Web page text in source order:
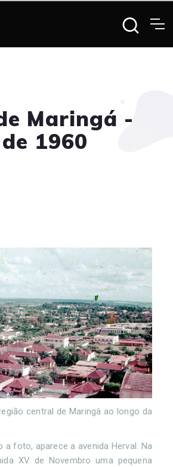
Maringá -
1960
central de Maringá ao longo da
a foto, aparece a avenida Herval. Na
XV de Novembro uma pequena